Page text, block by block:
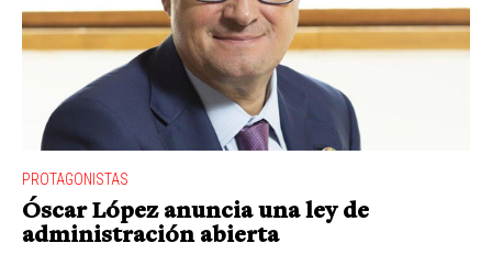
PROTAGONISTAS
Óscar López anuncia una ley de
administración abierta